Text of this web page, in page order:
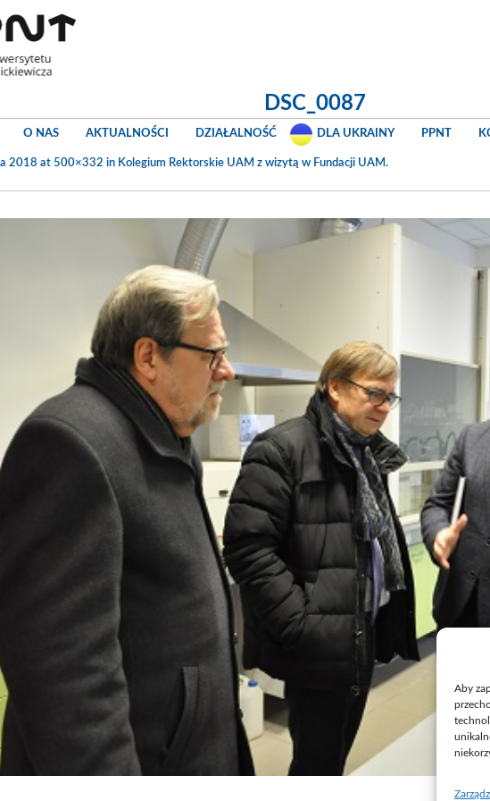
Aby
O NAS AKTUALNOŚCI DZIAŁALNOŚĆ DLA UKRAINY PPNT
DSC_0087
2018 at 500×332 in Kolegium Rektorskie UAM z wizytą w Fundacji UAM.